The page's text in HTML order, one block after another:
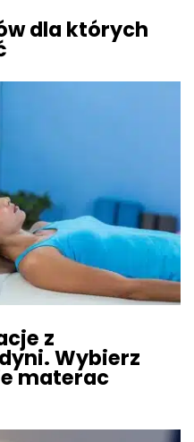
dla których
z
Wybierz
materac